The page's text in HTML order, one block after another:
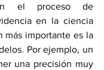
el proceso de
en la ciencia
más importante es la
Por ejemplo, un
una precisión muy